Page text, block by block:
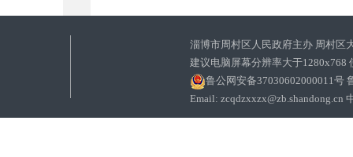
淄博市周村区人民政府主办 周村区
建议电脑屏幕分辨率大于1280x768
鲁公网安备37030602000011号
Email: zcqdzxxzx@zb.shandong.cn